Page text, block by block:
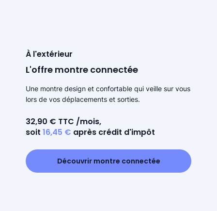
À l'extérieur
L'offre montre connectée
Une montre design et confortable qui veille sur vous
lors de vos déplacements et sorties.
32,90 € TTC /mois,
soit 16,45 € après crédit d'impôt
Découvrir montre connectée